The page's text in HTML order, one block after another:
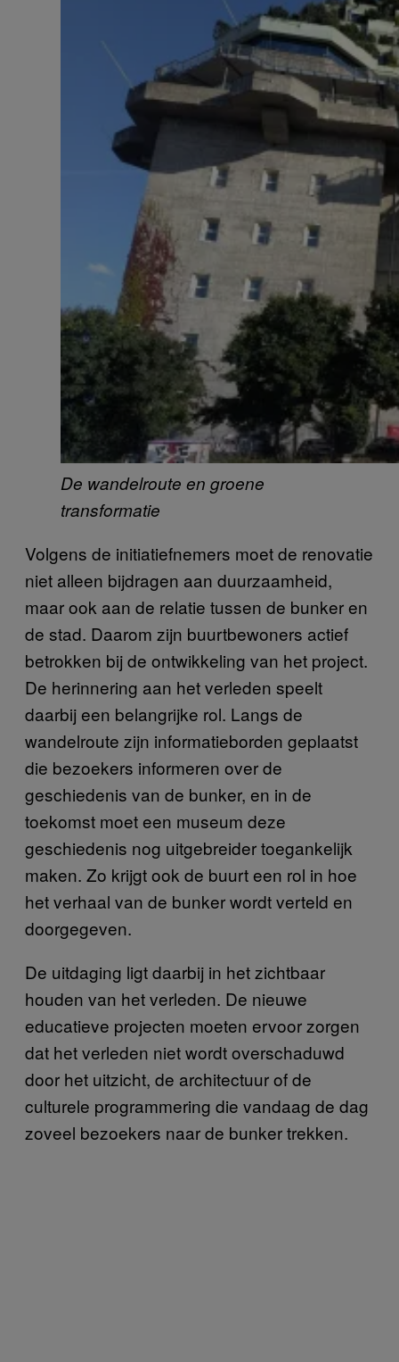
De wandelroute en groene
transformatie
Volgens de initiatiefnemers moet de renovatie
niet alleen bijdragen aan duurzaamheid,
maar ook aan de relatie tussen de bunker en
de stad. Daarom zijn buurtbewoners actief
betrokken bij de ontwikkeling van het project.
De herinnering aan het verleden speelt
daarbij een belangrijke rol. Langs de
wandelroute zijn informatieborden geplaatst
die bezoekers informeren over de
geschiedenis van de bunker, en in de
toekomst moet een museum deze
geschiedenis nog uitgebreider toegankelijk
maken. Zo krijgt ook de buurt een rol in hoe
het verhaal van de bunker wordt verteld en
doorgegeven.
De uitdaging ligt daarbij in het zichtbaar
houden van het verleden. De nieuwe
educatieve projecten moeten ervoor zorgen
dat het verleden niet wordt overschaduwd
door het uitzicht, de architectuur of de
culturele programmering die vandaag de dag
zoveel bezoekers naar de bunker trekken.